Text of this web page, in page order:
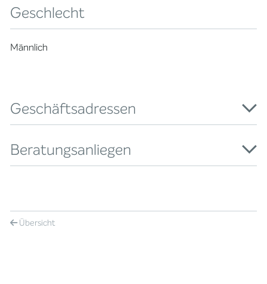
Geschlecht
Männlich
Geschäftsadressen
Beratungsanliegen
Übersicht